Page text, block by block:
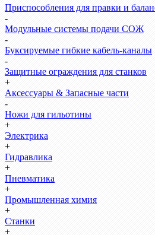
Приспособления для правки и
-
Модульные системы подачи СОЖ
-
Буксируемые гибкие кабель-каналы
-
Защитные ограждения для станков
+
Аксессуары & Запасные части
-
Ножи для гильотины
+
Электрика
+
Гидравлика
+
Пневматика
+
Промышленная химия
+
Станки
+